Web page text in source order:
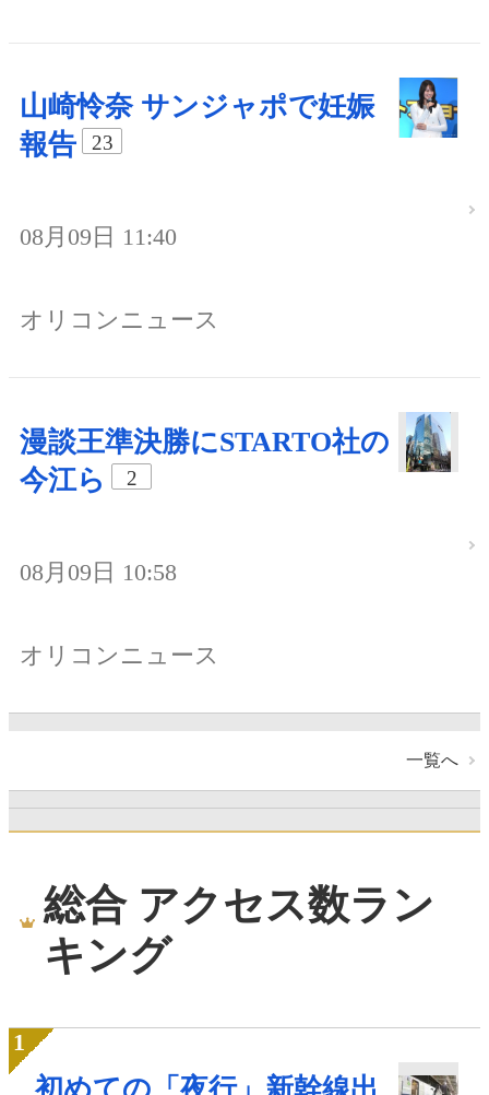
山崎怜奈 サンジャポで妊娠
報告
23
08月09日 11:40
オリコンニュース
漫談王準決勝にSTARTO社の
今江ら
2
08月09日 10:58
オリコンニュース
一覧へ
総合 アクセス数ラン
キング